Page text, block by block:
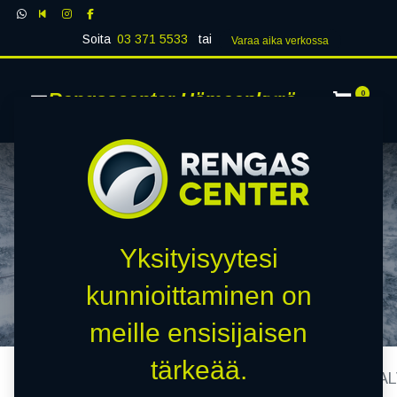
Soita 03 371 5533 tai Varaa aika verk​​​​ossa
Rengascenter Hämeenkyrö 0
RENGASHUOLTO
TALVIKAUDELLA
6 VINKKIÄ TURVALLISEEN AJOON
Ajankohtaista RENGASHUOLTO
Yksityisyytesi
kunnioittaminen on
meille ensisijaisen
tärkeää.